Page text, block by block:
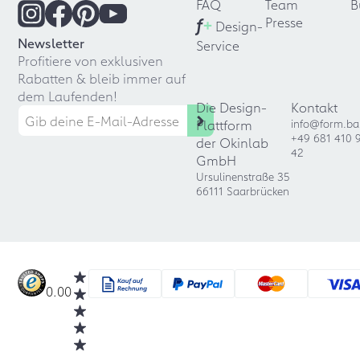
Newsletter
Profitiere von exklusiven
Rabatten & bleib immer auf
dem Laufenden!
FAQ
f+ Design-
Service
Team
Presse
Die Design-
Plattform
der Okinlab
GmbH
Ursulinenstraße 35
66111 Saarbrücken
Kontakt
+49 681 410
42
0.00